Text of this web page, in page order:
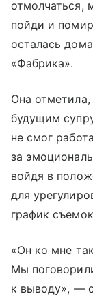
отмолчаться,
пойди и
осталась
«Фабрика».
Она отметила,
будущим
не смог
за
войдя в
для
график
«Он ко мне
Мы
к выводу», —